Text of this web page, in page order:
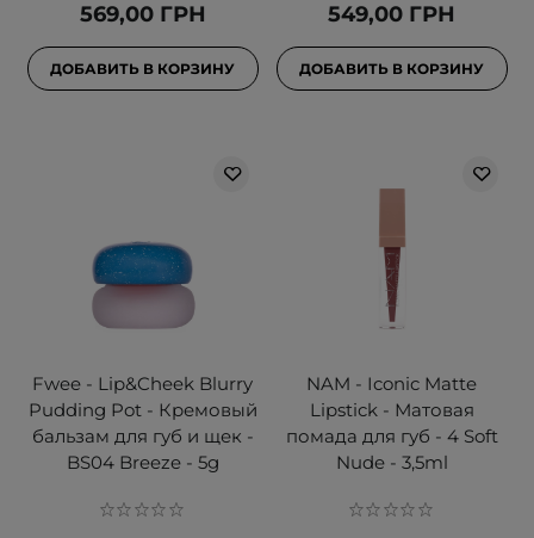
569,00 ГРН
ДОБАВИТЬ В КОРЗИНУ
549,00 ГРН
ДОБАВИТЬ В КОРЗИНУ
Fwee - Lip&Cheek Blurry
Pudding Pot - Кремовый
бальзам для губ и щек -
BS04 Breeze - 5g
NAM - Iconic Matte
Lipstick - Матовая
помада для губ - 4 Soft
Nude - 3,5ml